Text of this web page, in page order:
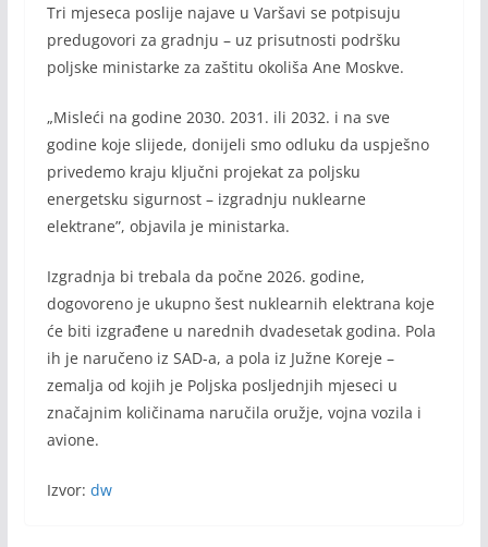
Tri mjeseca poslije najave u Varšavi se potpisuju
predugovori za gradnju – uz prisutnosti podršku
poljske ministarke za zaštitu okoliša Ane Moskve.
„Misleći na godine 2030. 2031. ili 2032. i na sve
godine koje slijede, donijeli smo odluku da uspješno
privedemo kraju ključni projekat za poljsku
energetsku sigurnost – izgradnju nuklearne
elektrane”, objavila je ministarka.
Izgradnja bi trebala da počne 2026. godine,
dogovoreno je ukupno šest nuklearnih elektrana koje
će biti izgrađene u narednih dvadesetak godina. Pola
ih je naručeno iz SAD-a, a pola iz Južne Koreje –
zemalja od kojih je Poljska posljednjih mjeseci u
značajnim količinama naručila oružje, vojna vozila i
avione.
Izvor: dw